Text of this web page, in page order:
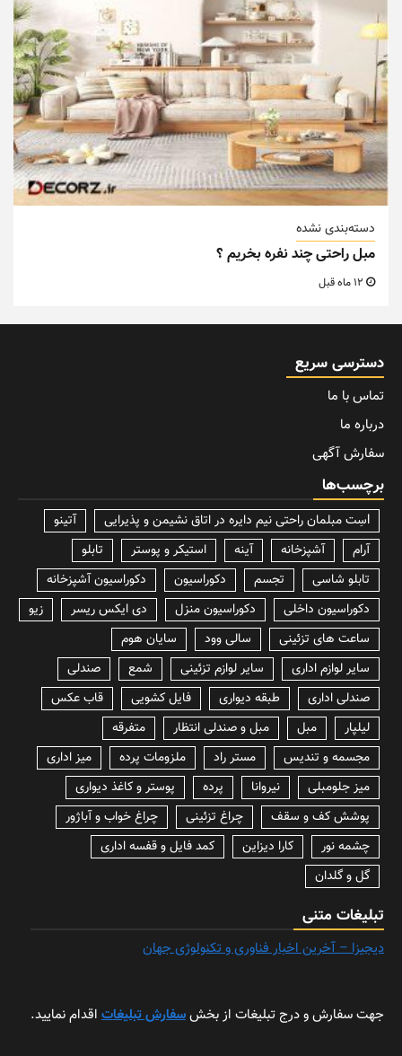
دسته‌بندی نشده
مبل راحتی چند نفره بخریم ؟
دسترسی سریع
تماس با ما
درباره ما
سفارش آگهی
برچسب‌ها
lسِت مبلمان راحتی نیم دایره در اتاق نشیمن و پذیرایی
آتینو
آرام
آشپزخانه آینه استیکر و پوستر
تابلو
تابلو شاسی
تجسم دکوراسیون
دکوراسیون آشپزخانه
دکوراسیون داخلی
دکوراسیون منزل دی ایکس ریسر
زیو
ساعت های تزئینی
سالی وود
سایان هوم
سایر لوازم اداری
سایر لوازم تزئینی شمع
صندلی
صندلی اداری
طبقه دیواری فایل کشویی
قاب عکس
لیلپار
مبل مبل و صندلی انتظار
متفرقه
مجسمه و تندیس
مستر راد ملزومات پرده
میز اداری
میز جلومبلی
نیروانا پرده
پوستر و کاغذ دیواری
پوشش کف و سقف
چراغ تزئینی
چراغ خواب و آباژور
چشمه نور
کارا دیزاین
کمد فایل و قفسه اداری
گل و گلدان
تبلیغات متنی
دیجیزا – آخرین اخبار فناوری و تکنولوژی جهان
جهت سفارش و درج تبلیغات از بخشسفارش تبلیغات اقدام نمایید.